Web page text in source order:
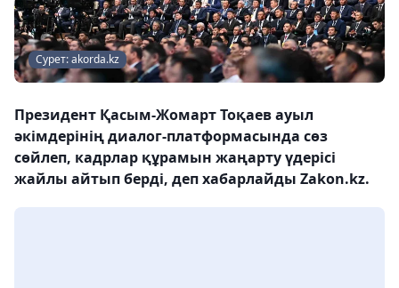
Сурет: akorda.kz
Президент Қасым-Жомарт Тоқаев ауыл
әкімдерінің диалог-платформасында сөз
сөйлеп, кадрлар құрамын жаңарту үдерісі
жайлы айтып берді, деп хабарлайды Zakon.kz.